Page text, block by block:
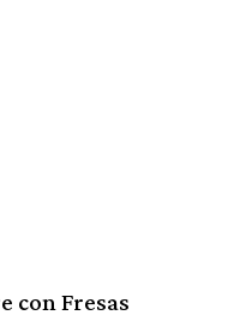
con Fresas